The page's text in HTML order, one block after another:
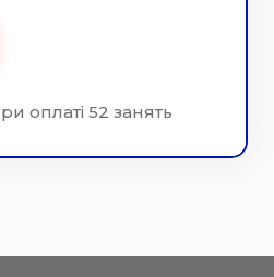
оплаті 52 занять